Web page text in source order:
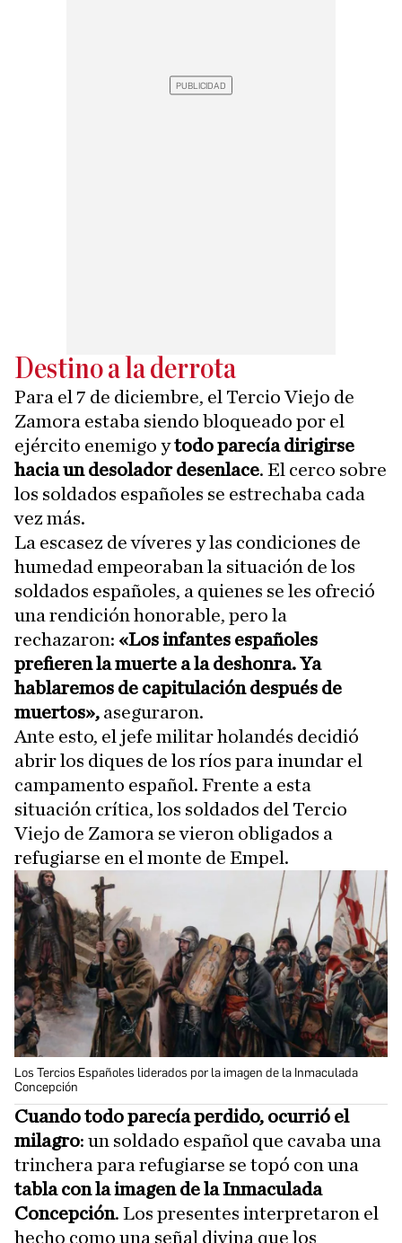
Destino a la derrota
Para el 7 de diciembre, el Tercio Viejo de
Zamora estaba siendo bloqueado por el
ejército enemigo ytodo parecía dirigirse
hacia un desolador desenlace. El cerco sobre
los soldados españoles se estrechaba cada
vez más.
La escasez de víveres y las condiciones de
humedad empeoraban la situación de los
soldados españoles, a quienes se les ofreció
una rendición honorable, pero la
rechazaron: «Los infantes españoles
prefieren la muerte a la deshonra. Ya
hablaremos de capitulación después de
muertos», aseguraron.
Ante esto, el jefe militar holandés decidió
abrir los diques de los ríos para inundar el
campamento español. Frente a esta
situación crítica, los soldados del Tercio
Viejo de Zamora se vieron obligados a
refugiarse en el monte de Empel.
Los Tercios Españoles liderados por la imagen de la Inmaculada
Concepción
Cuando todo parecía perdido, ocurrió el
milagro: un soldado español que cavaba una
trinchera para refugiarse se topó con una
tabla con la imagen de la Inmaculada
Concepción. Los presentes interpretaron el
hecho como una señal divina que los